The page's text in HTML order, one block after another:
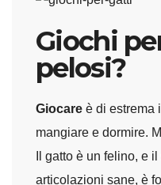
Giochi
pelosi?
Giocare è di estrema
mangiare e dormire.
Il gatto è un felino, e
articolazioni sane, è